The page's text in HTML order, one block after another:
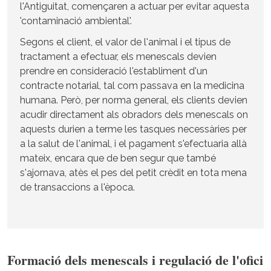
l'Antiguitat, començaren a actuar per evitar aquesta
'contaminació ambiental'.
Segons el client, el valor de l'animal i el tipus de
tractament a efectuar, els menescals devien
prendre en consideració l'establiment d'un
contracte notarial, tal com passava en la medicina
humana. Però, per norma general, els clients devien
acudir directament als obradors dels menescals on
aquests durien a terme les tasques necessàries per
a la salut de l'animal, i el pagament s'efectuaria allà
mateix, encara que de ben segur que també
s'ajornava, atès el pes del petit crèdit en tota mena
de transaccions a l'època.
Formació dels menescals i regulació de l'ofici